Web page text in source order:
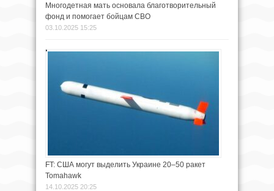
Многодетная мать основала благотворительный
фонд и помогает бойцам СВО
03.10.2025 15:25
FT: США могут выделить Украине 20–50 ракет
Tomahawk
14.10.2025 20:25